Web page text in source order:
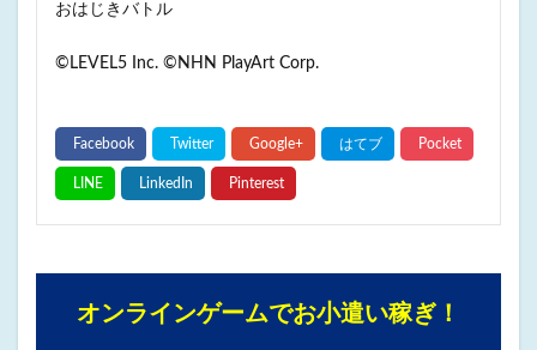
おはじきバトル
©LEVEL5 Inc. ©NHN PlayArt Corp.
オンラインゲームでお小遣い稼ぎ！